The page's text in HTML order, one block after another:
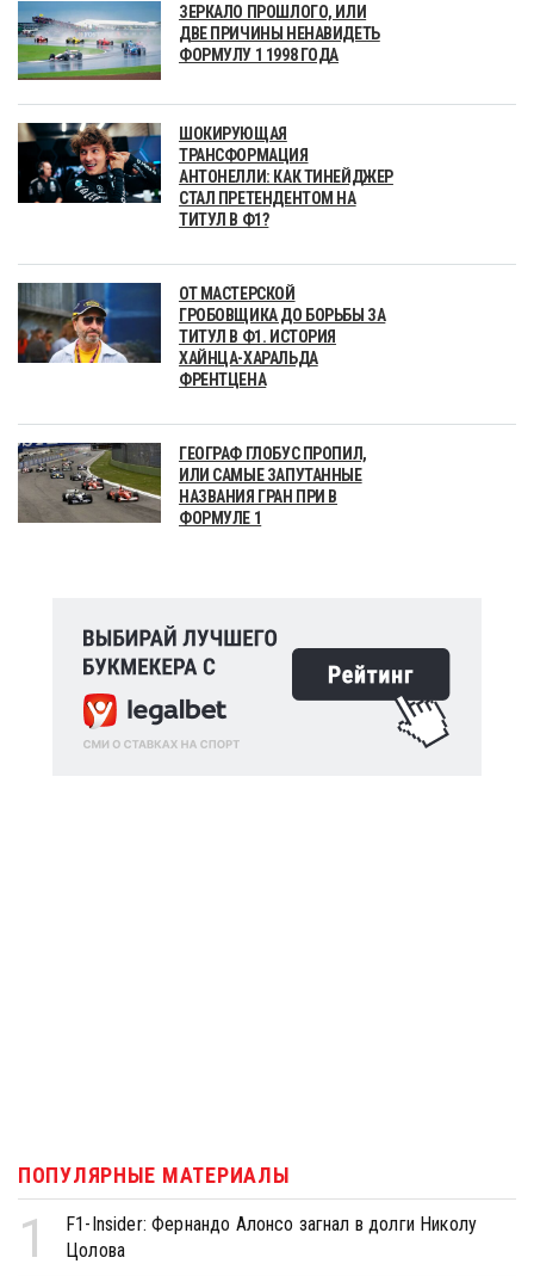
ЗЕРКАЛО ПРОШЛОГО, ИЛИ
ДВЕ ПРИЧИНЫ НЕНАВИДЕТЬ
ФОРМУЛУ 1 1998 ГОДА
ШОКИРУЮЩАЯ
ТРАНСФОРМАЦИЯ
АНТОНЕЛЛИ: КАК ТИНЕЙДЖЕР
СТАЛ ПРЕТЕНДЕНТОМ НА
ТИТУЛ В Ф1?
ОТ МАСТЕРСКОЙ
ГРОБОВЩИКА ДО БОРЬБЫ ЗА
ТИТУЛ В Ф1. ИСТОРИЯ
ХАЙНЦА-ХАРАЛЬДА
ФРЕНТЦЕНА
ГЕОГРАФ ГЛОБУС ПРОПИЛ,
ИЛИ САМЫЕ ЗАПУТАННЫЕ
НАЗВАНИЯ ГРАН ПРИ В
ФОРМУЛЕ 1
ПОПУЛЯРНЫЕ МАТЕРИАЛЫ
1
F1-Insider: Фернандо Алонсо загнал в долги Николу
Цолова